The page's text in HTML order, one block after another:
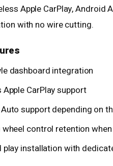
Apple CarPlay, Android
with no wire cutting.
dashboard integration
Apple CarPlay support
support depending on
wheel control retention
play installation with